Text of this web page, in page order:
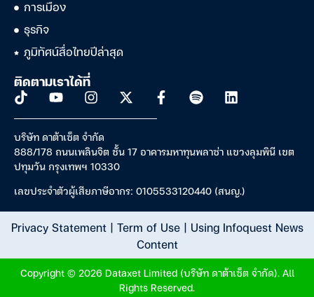
การเมือง
ธุรกิจ
ภูมิทัศน์สื่อไทยปีล่าสุด
ติดตามเราได้ที่
บริษัท ดาต้าเซ็ต จำกัด
888/178 ถนนเพลินจิต ชั้น 17 อาคารมหาทุนพลาซ่า แขวงลุมพินี เขต
ปทุมวัน กรุงเทพฯ 10330
เลขประจำตัวผู้เสียภาษีอากร: 0105533120440 (สนญ.)
Privacy Statement| Term of Use| Using Infoquest News
Content
Copyright © 2026 Dataxet Limited (บริษัท ดาต้าเซ็ต จำกัด). All
Rights Reserved.